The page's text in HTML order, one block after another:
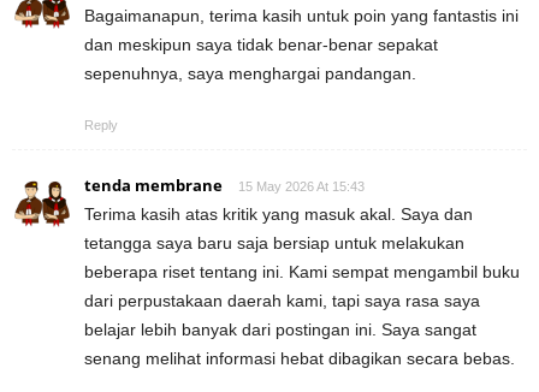
Bagaimanapun, terima kasih untuk poin yang fantastis ini
dan meskipun saya tidak benar-benar sepakat
sepenuhnya, saya menghargai pandangan.
Reply
tenda membrane 15 May 2026 At 15:43
Terima kasih atas kritik yang masuk akal. Saya dan
tetangga saya baru saja bersiap untuk melakukan
beberapa riset tentang ini. Kami sempat mengambil buku
dari perpustakaan daerah kami, tapi saya rasa saya
belajar lebih banyak dari postingan ini. Saya sangat
senang melihat informasi hebat dibagikan secara bebas.